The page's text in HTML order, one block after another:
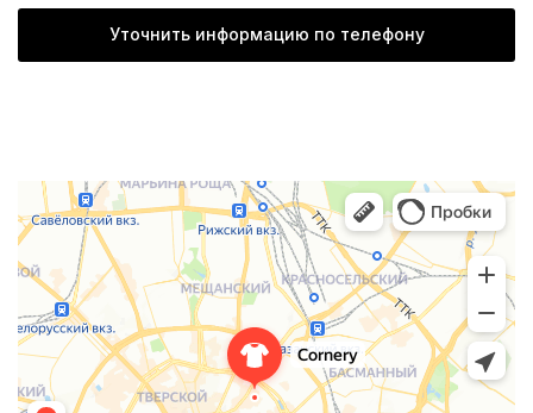
Уточнить информацию по телефону